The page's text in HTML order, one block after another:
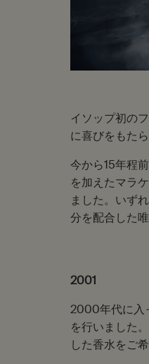
イソップ初の
に喜びをもた
今から15年程
を加えたマラ
ました。いず
分を配合した
2001
2000年代に入
を行いました
した香水をご